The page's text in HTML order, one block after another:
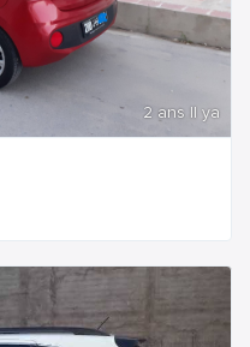
2 ans Il ya